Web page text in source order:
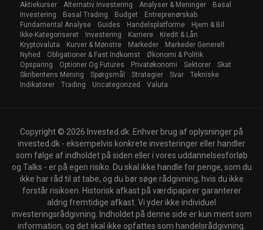
Aktiekurser Alternativ Investering Analyser & Meninger
Basal
Investering
Basal Trading Budget
Entreprenørskab
Fundamental Analyse
Guides Handelsplatforme
Hjem & Bil
Ikke-Kategoriseret
Investering Karriere
Kredit & Lån
Kryptovaluta
Kurver & Mønstre Markeder
Markeder Generelt
Nyhed
Obligationer & Fast Indkomst
Økonomi & Politik
Opsparing
Optioner Og Futures Privatøkonomi Sektorer
Skat
Skribentens Mening
Spørgsmål Strategier Svar
Tekniske
Indikatorer
Trading Uncategorized Valuta
Copyright © 2026 Invested.dk. Enhver brug af oplysninger på
invested.dk - eksempelvis konkrete investeringer eller handler
som følge af indholdet på siden eller i vores uddannelsesforløb
og Talks - er på egen risiko. Du skal ikke handle for penge, som du
ikke har råd til at tabe, og du bør søge rådgivning, hvis du ikke
forstår risikoen. Historisk afkast på værdipapirer garanterer
aldrig fremtidige afkast. Vi yder ikke individuel
investeringsrådgivning. Indholdet på denne side er kun ment som
information, og det skal ikke opfattes som handelsrådgivning.